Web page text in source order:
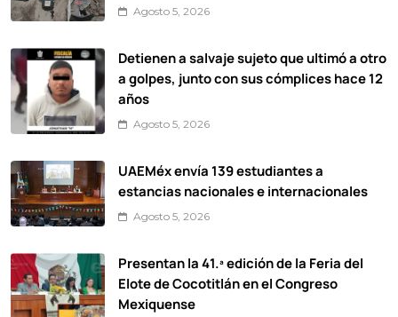
Agosto 5, 2026
Detienen a salvaje sujeto que ultimó a otro
a golpes, junto con sus cómplices hace 12
años
Agosto 5, 2026
UAEMéx envía 139 estudiantes a
estancias nacionales e internacionales
Agosto 5, 2026
Presentan la 41.ª edición de la Feria del
Elote de Cocotitlán en el Congreso
Mexiquense